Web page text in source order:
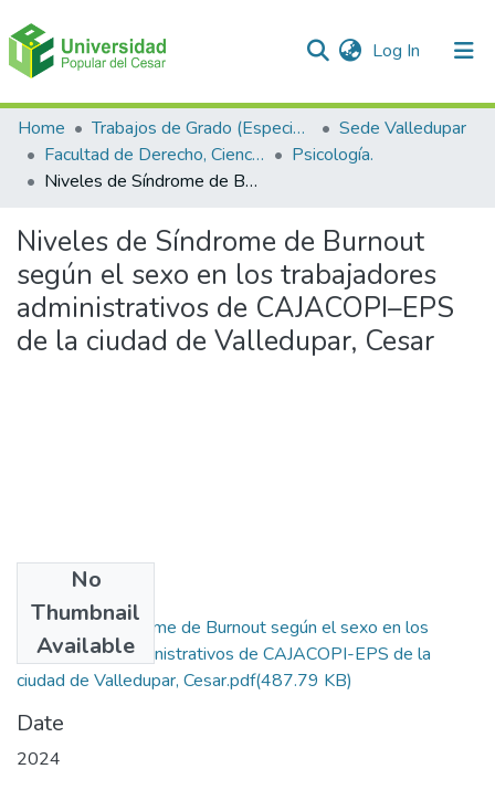
Log In (current)
Communities & Collections
All of DSpace
Home Trabajos de Grado (Especializaciones y Pregrados)
Sede Valledupar
Facultad de Derecho, Ciencias Políticas y Sociales.
Psicología.
Niveles de Síndrome de Burnout según el sexo en los trabajadores administrativos de CAJACOPI–EPS de la ciudad de Valledupar, Cesar
Niveles de Síndrome de Burnout
según el sexo en los trabajadores
administrativos de CAJACOPI–EPS
de la ciudad de Valledupar, Cesar
No
Thumbnail
Available
Niveles de Síndrome de Burnout según el sexo en los
trabajadores administrativos de CAJACOPI-EPS de la
ciudad de Valledupar, Cesar.pdf(487.79 KB)
Date
2024